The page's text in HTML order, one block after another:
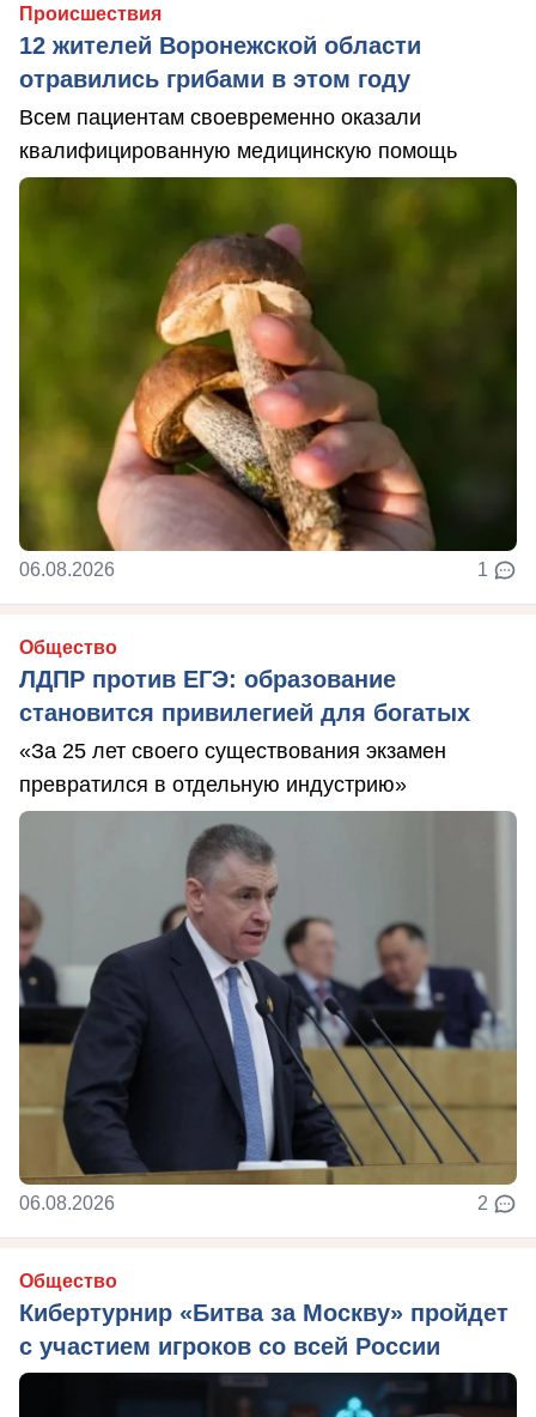
Происшествия
12 жителей Воронежской области
отравились грибами в этом году
Всем пациентам своевременно оказали
квалифицированную медицинскую помощь
06.08.2026 1
Общество
ЛДПР против ЕГЭ: образование
становится привилегией для богатых
«За 25 лет своего существования экзамен
превратился в отдельную индустрию»
06.08.2026 2
Общество
Кибертурнир «Битва за Москву» пройдет
с участием игроков со всей России